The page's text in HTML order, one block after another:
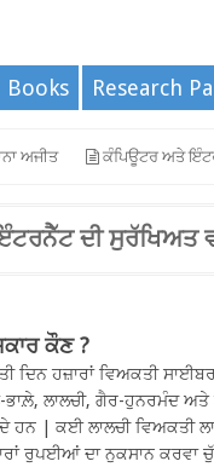
Books Research
ਅਜੀਤ ਕੰਪਿਊਟਰ ਅਤੇ
ਦੀ ਸੁਰੱਖਿਅਤ
ਕੌਣ ?
ਦਿਨ ਹਜ਼ਾਰਾਂ ਵਿਅਕਤੀ
ਲਾਲਚੀ, ਗੈਰ-ਹੁਨਰਮੰਦ ਅਤੇ
ਹਨ | ਕਈ ਲਾਲਚੀ ਵਿਅਕਤੀ
ਰੁਪਈਆਂ ਦਾ ਨੁਕਸਾਨ ਕਰਵਾ